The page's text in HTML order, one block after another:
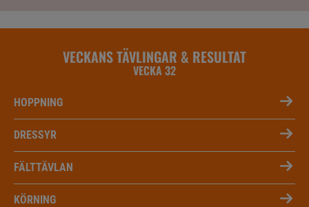
VECKANS TÄVLINGAR & RESULTAT
VECKA 32
HOPPNING
DRESSYR
FÄLTTÄVLAN
KÖRNING